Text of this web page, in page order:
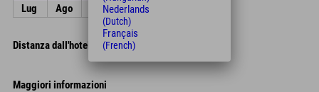
Lug
Ago Set Ott
Distanza dall'hotel
Maggiori informazioni
Nederlands
(Dutch)
Français
(French)